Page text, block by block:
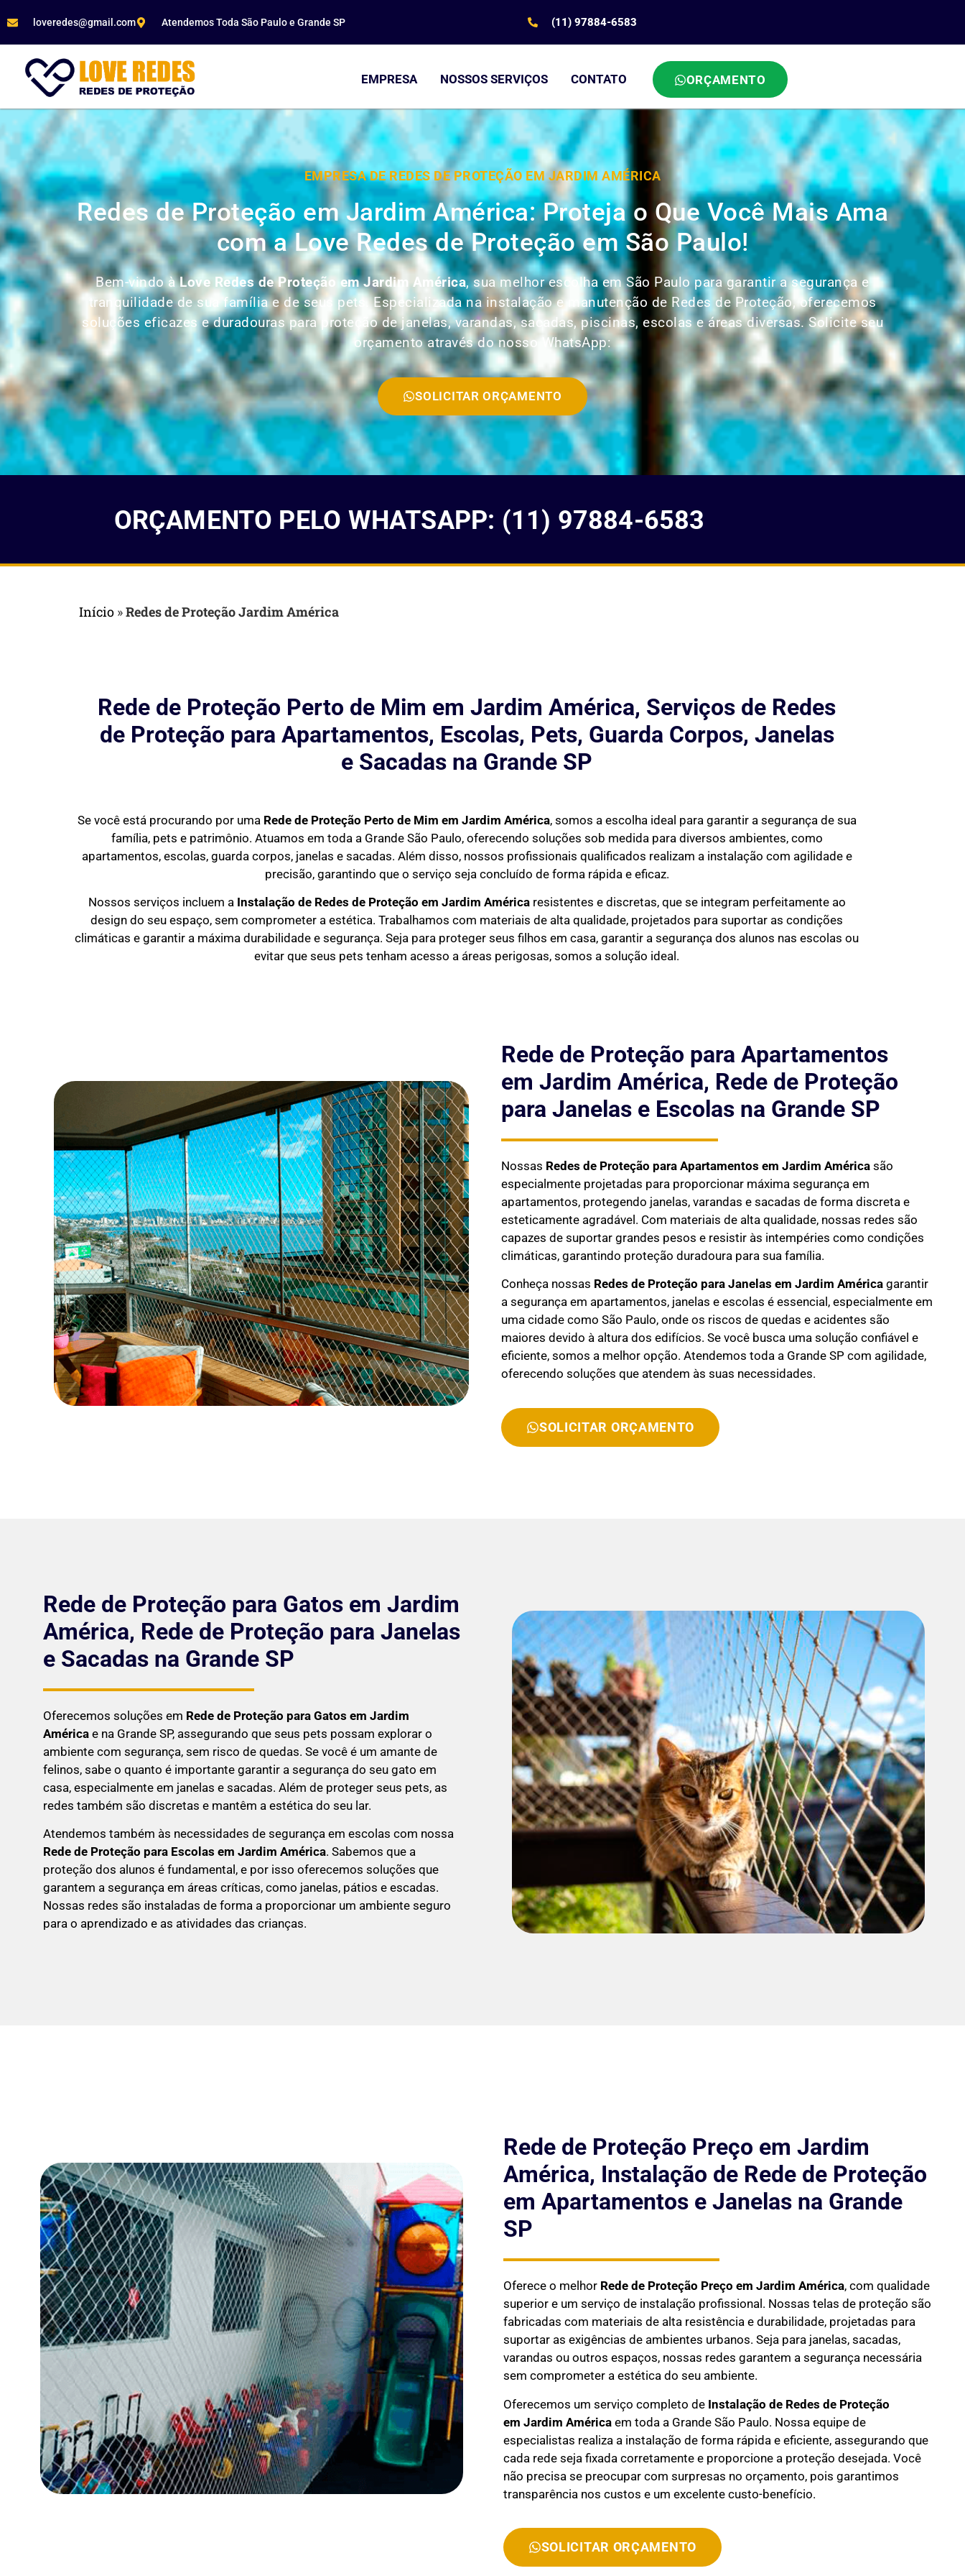
loveredes@gmail.com Atendemos Toda São Paulo e Grande SP (11) 97884-6583
EMPRESA NOSSOS SERVIÇOS CONTATO ORÇAMENTO
EMPRESA DE REDES DE PROTEÇÃO EM JARDIM AMÉRICA
Redes de Proteção em Jardim América: Proteja o Que Você Mais Ama
com a Love Redes de Proteção em São Paulo!
Bem-vindo àLove Redes de Proteção em Jardim América, sua melhor escolha em São Paulo para garantir a segurança e
tranquilidade de sua família e de seus pets. Especializada na instalação e manutenção de Redes de Proteção, oferecemos
soluções eficazes e duradouras para proteção de janelas, varandas, sacadas, piscinas, escolas e áreas diversas. Solicite seu
orçamento através do nosso WhatsApp:
SOLICITAR ORÇAMENTO
ORÇAMENTO PELO WHATSAPP: (11) 97884-6583
Início »Redes de Proteção Jardim América
Rede de Proteção Perto de Mim em Jardim América, Serviços de Redes
de Proteção para Apartamentos, Escolas, Pets, Guarda Corpos, Janelas
e Sacadas na Grande SP
Se você está procurando por uma Rede de Proteção Perto de Mim em Jardim América, somos a escolha ideal para garantir a segurança de sua
família, pets e patrimônio. Atuamos em toda a Grande São Paulo, oferecendo soluções sob medida para diversos ambientes, como
apartamentos, escolas, guarda corpos, janelas e sacadas. Além disso, nossos profissionais qualificados realizam a instalação com agilidade e
precisão, garantindo que o serviço seja concluído de forma rápida e eficaz.
Nossos serviços incluem a Instalação de Redes de Proteção em Jardim Américaresistentes e discretas, que se integram perfeitamente ao
design do seu espaço, sem comprometer a estética. Trabalhamos com materiais de alta qualidade, projetados para suportar as condições
climáticas e garantir a máxima durabilidade e segurança. Seja para proteger seus filhos em casa, garantir a segurança dos alunos nas escolas ou
evitar que seus pets tenham acesso a áreas perigosas, somos a solução ideal.
Rede de Proteção para Apartamentos
em Jardim América, Rede de Proteção
para Janelas e Escolas na Grande SP
Nossas Redes de Proteção para Apartamentos em Jardim Américasão
especialmente projetadas para proporcionar máxima segurança em
apartamentos, protegendo janelas, varandas e sacadas de forma discreta e
esteticamente agradável. Com materiais de alta qualidade, nossas redes são
capazes de suportar grandes pesos e resistir às intempéries como condições
climáticas, garantindo proteção duradoura para sua família.
Conheça nossas Redes de Proteção para Janelas em Jardim Américagarantir
a segurança em apartamentos, janelas e escolas é essencial, especialmente em
uma cidade como São Paulo, onde os riscos de quedas e acidentes são
maiores devido à altura dos edifícios. Se você busca uma solução confiável e
eficiente, somos a melhor opção. Atendemos toda a Grande SP com agilidade,
oferecendo soluções que atendem às suas necessidades.
SOLICITAR ORÇAMENTO
Rede de Proteção para Gatos em Jardim
América, Rede de Proteção para Janelas
e Sacadas na Grande SP
Oferecemos soluções em Rede de Proteção para Gatos em Jardim
América e na Grande SP, assegurando que seus pets possam explorar o
ambiente com segurança, sem risco de quedas. Se você é um amante de
felinos, sabe o quanto é importante garantir a segurança do seu gato em
casa, especialmente em janelas e sacadas. Além de proteger seus pets, as
redes também são discretas e mantêm a estética do seu lar.
Atendemos também às necessidades de segurança em escolas com nossa
Rede de Proteção para Escolas em Jardim América. Sabemos que a
proteção dos alunos é fundamental, e por isso oferecemos soluções que
garantem a segurança em áreas críticas, como janelas, pátios e escadas.
Nossas redes são instaladas de forma a proporcionar um ambiente seguro
para o aprendizado e as atividades das crianças.
Rede de Proteção Preço em Jardim
América, Instalação de Rede de Proteção
em Apartamentos e Janelas na Grande
SP
Oferece o melhor Rede de Proteção Preço em Jardim América, com qualidade
superior e um serviço de instalação profissional. Nossas telas de proteção são
fabricadas com materiais de alta resistência e durabilidade, projetadas para
suportar as exigências de ambientes urbanos. Seja para janelas, sacadas,
varandas ou outros espaços, nossas redes garantem a segurança necessária
sem comprometer a estética do seu ambiente.
Oferecemos um serviço completo de Instalação de Redes de Proteção
em Jardim Américaem toda a Grande São Paulo. Nossa equipe de
especialistas realiza a instalação de forma rápida e eficiente, assegurando que
cada rede seja fixada corretamente e proporcione a proteção desejada. Você
não precisa se preocupar com surpresas no orçamento, pois garantimos
transparência nos custos e um excelente custo-benefício.
SOLICITAR ORÇAMENTO